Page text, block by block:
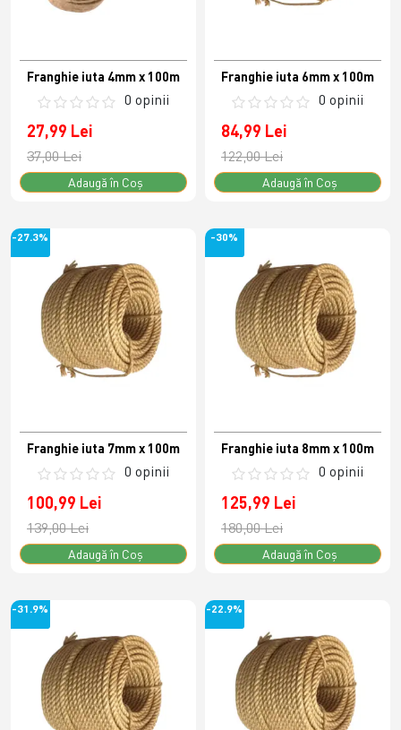
Franghie iuta 4mm x 100m
0 opinii
27,99 Lei
37,00 Lei
Adaugă în Coş
Franghie iuta 6mm x 100m
0 opinii
84,99 Lei
122,00 Lei
Adaugă în Coş
-27.3%
Franghie iuta 7mm x 100m
0 opinii
100,99 Lei
139,00 Lei
Adaugă în Coş
-30%
Franghie iuta 8mm x 100m
0 opinii
125,99 Lei
180,00 Lei
Adaugă în Coş
-31.9% -22.9%